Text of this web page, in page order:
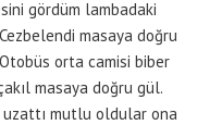
gördüm lambadaki
masaya doğru
orta camisi biber
çakıl masaya doğru gül.
uzattı mutlu oldular ona